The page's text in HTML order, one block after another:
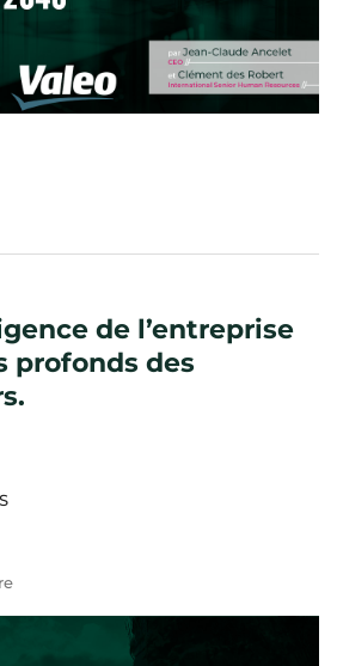
de l’entreprise
profonds des